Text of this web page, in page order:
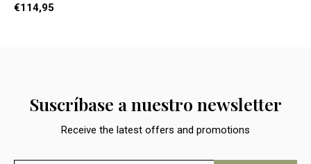
€114,95
Suscríbase a nuestro newsletter
Receive the latest offers and promotions